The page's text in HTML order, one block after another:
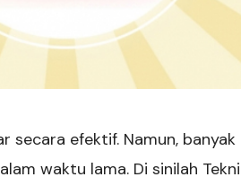
secara efektif. Namun,
waktu lama. Di sinilah